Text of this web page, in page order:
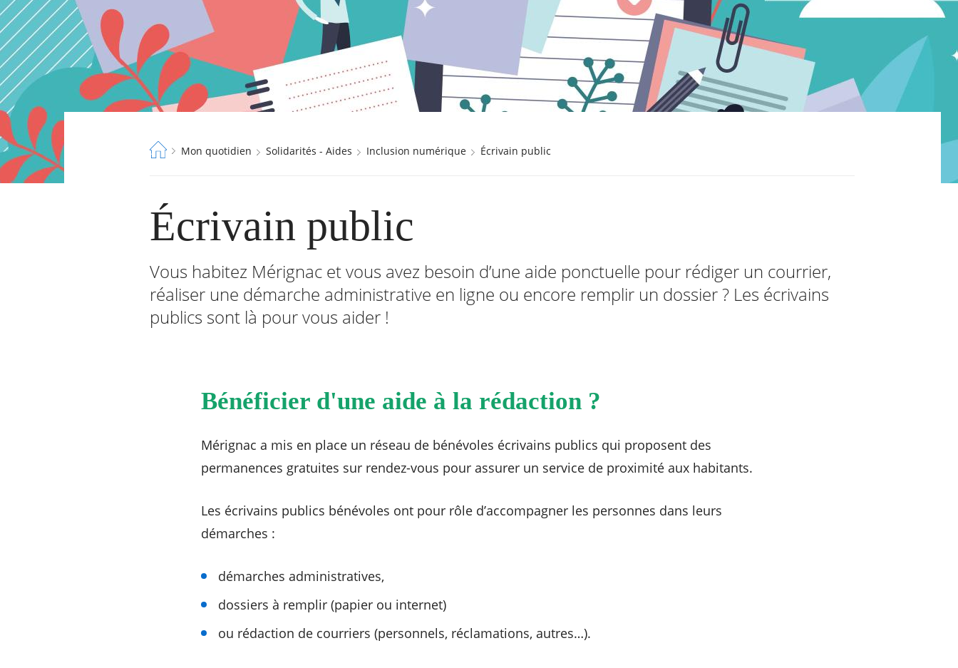
Fil
Mon quotidien Solidarités - Aides Inclusion numérique Écrivain public
Écrivain public
Vous habitez Mérignac et vous avez besoin d’une aide ponctuelle pour rédiger un courrier,
réaliser une démarche administrative en ligne ou encore remplir un dossier ? Les écrivains
publics sont là pour vous aider !
Bénéficier d'une aide à la rédaction ?
Mérignac a mis en place un réseau de bénévoles écrivains publics qui proposent des
permanences gratuites sur rendez-vous pour assurer un service de proximité aux habitants.
Les écrivains publics bénévoles ont pour rôle d’accompagner les personnes dans leurs
démarches :
démarches administratives,
dossiers à remplir (papier ou internet)
ou rédaction de courriers (personnels, réclamations, autres…).